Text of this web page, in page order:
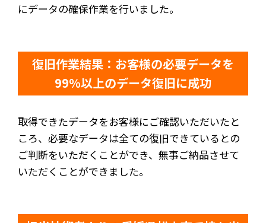
にデータの確保作業を行いました。
復旧作業結果：お客様の必要データを
99％以上のデータ復旧に成功
取得できたデータをお客様にご確認いただいたと
ころ、必要なデータは全ての復旧できているとの
ご判断をいただくことができ、無事ご納品させて
いただくことができました。